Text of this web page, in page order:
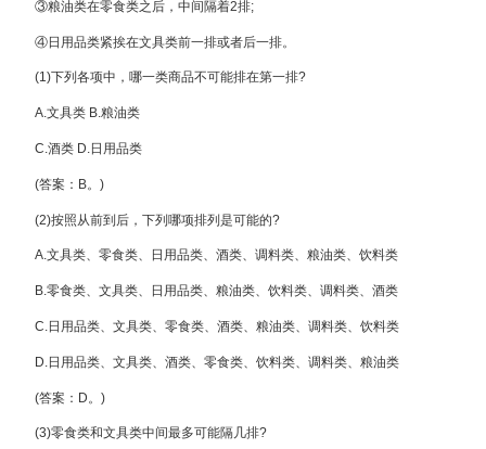
③粮油类在零食类之后，中间隔着2排;
④日用品类紧挨在文具类前一排或者后一排。
(1)下列各项中，哪一类商品不可能排在第一排?
A.文具类 B.粮油类
C.酒类 D.日用品类
(答案：B。)
(2)按照从前到后，下列哪项排列是可能的?
A.文具类、零食类、日用品类、酒类、调料类、粮油类、饮料类
B.零食类、文具类、日用品类、粮油类、饮料类、调料类、酒类
C.日用品类、文具类、零食类、酒类、粮油类、调料类、饮料类
D.日用品类、文具类、酒类、零食类、饮料类、调料类、粮油类
(答案：D。)
(3)零食类和文具类中间最多可能隔几排?